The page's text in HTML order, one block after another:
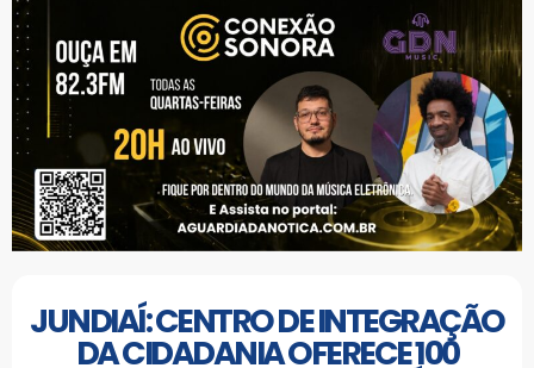
JUNDIAÍ: CENTRO DE INTEGRAÇÃO
DA CIDADANIA OFERECE 100